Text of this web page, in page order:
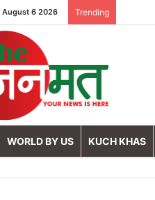
August 6 2026 Trending
WORLD BY US KUCH KHAS